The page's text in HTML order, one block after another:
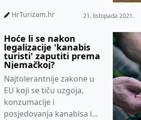
Tako će se između
HrTurizam.hr 21. listopada 2021.
Hoće li se nakon
legalizacije 'kanabis
turisti' zaputiti prema
Njemačkoj?
Najtolerantnije zakone u
EU koji se tiču uzgoja,
konzumacije i
posjedovanja kanabisa ima